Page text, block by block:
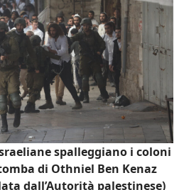
spalleggiano i coloni
di Othniel Ben Kenaz
dall’Autorità palestinese)